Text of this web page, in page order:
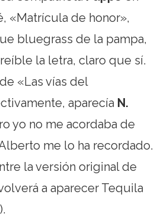
«Matrícula de honor»,
bluegrass de la pampa,
la letra, claro que sí.
«Las vías del
aparecía N.
yo no me acordaba de
me lo ha recordado.
la versión original de
a aparecer Tequila